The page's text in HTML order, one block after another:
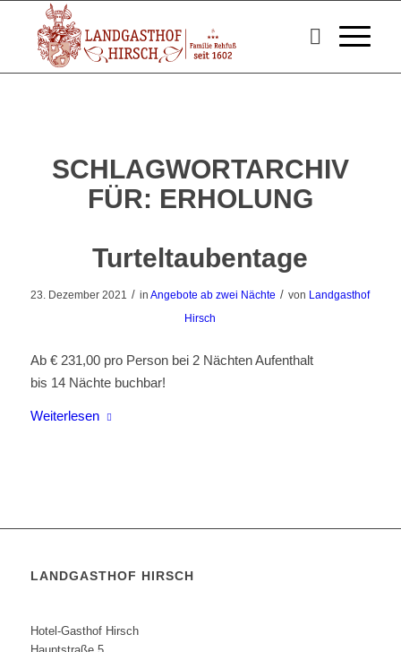
SCHLAGWORTARCHIV
FÜR: ERHOLUNG
Turteltaubentage
23. Dezember 2021 / inAngebote ab zwei Nächte / von Landgasthof
Hirsch
Ab € 231,00 pro Person bei 2 Nächten Aufenthalt
bis 14 Nächte buchbar!
Weiterlesen
LANDGASTHOF HIRSCH
Hotel-Gasthof Hirsch